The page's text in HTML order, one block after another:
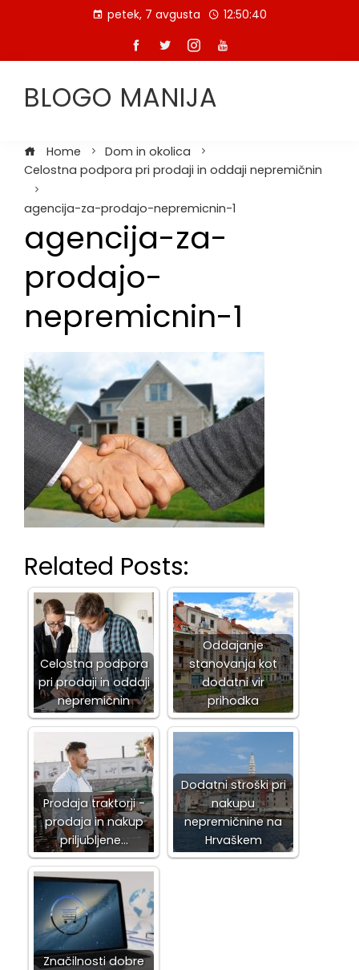
petek, 7 avgusta 12:50:41
BLOGO MANIJA
Home
Dom in okolica
Celostna podpora pri prodaji in oddaji nepremičnin
agencija-za-prodajo-nepremicnin-1
agencija-za-
prodajo-
nepremicnin-1
Related Posts:
Celostna podpora
pri prodaji in oddaji
nepremičnin
Oddajanje
stanovanja kot
dodatni vir
prihodka
Prodaja traktorji -
prodaja in nakup
priljubljene…
Dodatni stroški pri
nakupu
nepremičnine na
Hrvaškem
Značilnosti dobre